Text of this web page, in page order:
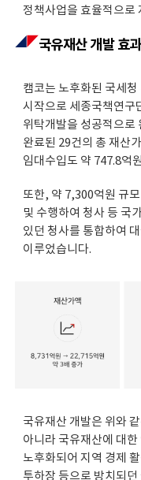
정책사업을 효율적으로
국유재산 개발 효과
캠코는 노후화된 국세
시작으로 세종국책연구
위탁개발을 성공적으로
완료된 29건의 총 재산
임대수입도 약 747.8억
또한, 약 7,300억원 규
및 수행하여 청사 등 국
있던 청사를 통합하여
이루었습니다.
국유재산 개발은 위와
아니라 국유재산에 대
노후화되어 지역 경제
투하장 등으로 방치되